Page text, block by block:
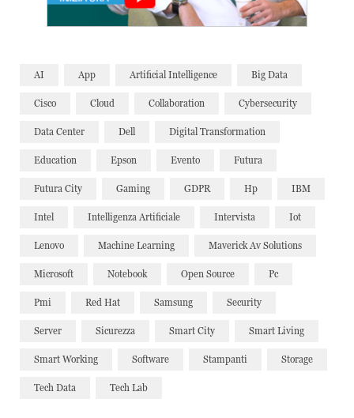
AI App Artificial Intelligence Big Data
Cisco Cloud Collaboration Cybersecurity
Data Center Dell Digital Transformation
Education Epson Evento Futura
Futura City Gaming GDPR Hp IBM
Intel Intelligenza Artificiale Intervista Iot
Lenovo Machine Learning Maverick Av Solutions
Microsoft Notebook Open Source Pc
Pmi Red Hat Samsung Security
Server Sicurezza Smart City Smart Living
Smart Working Software Stampanti Storage
Tech Data Tech Lab